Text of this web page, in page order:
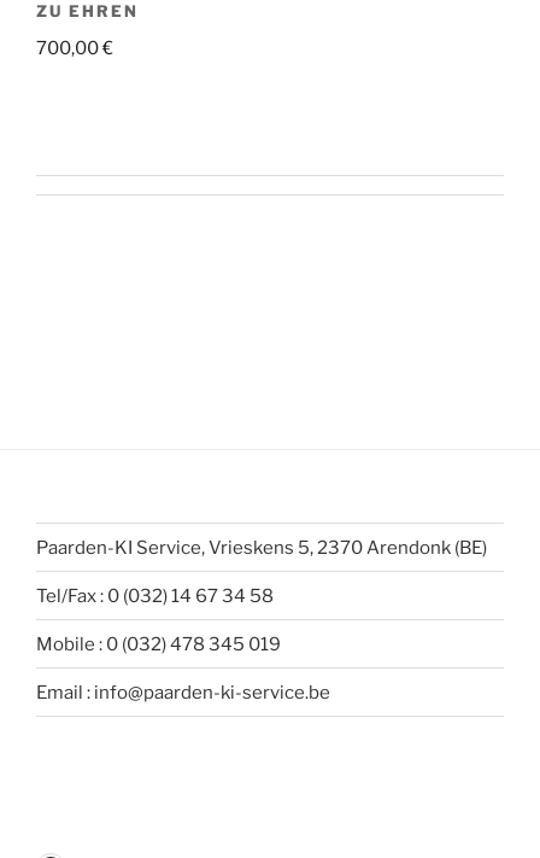
ZU EHREN
700,00€
Paarden-KI Service, Vrieskens 5, 2370 Arendonk (BE)
Tel/Fax : 0 (032) 14 67 34 58
Mobile : 0 (032) 478 345 019
Email : info@paarden-ki-service.be